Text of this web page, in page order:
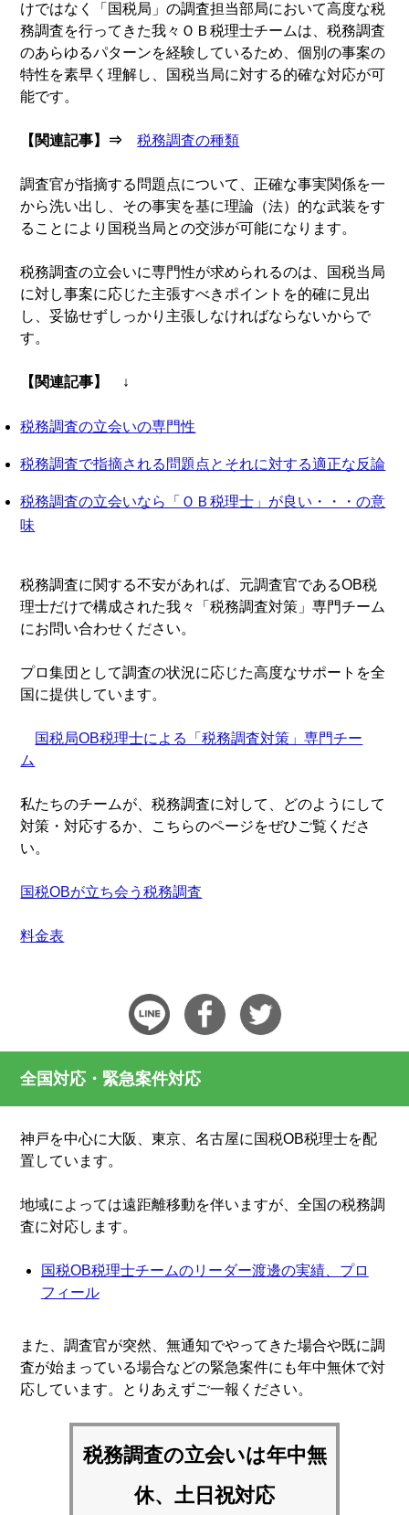
けではなく「国税局」の調査担当部局において高度な税
務調査を行ってきた我々ＯＢ税理士チームは、税務調査
のあらゆるパターンを経験しているため、個別の事案の
特性を素早く理解し、国税当局に対する的確な対応が可
能です。
【関連記事】⇒ 税務調査の種類
調査官が指摘する問題点について、正確な事実関係を一
から洗い出し、その事実を基に理論（法）的な武装をす
ることにより国税当局との交渉が可能になります。
税務調査の立会いに専門性が求められるのは、国税当局
に対し事案に応じた主張すべきポイントを的確に見出
し、妥協せずしっかり主張しなければならないからで
す。
【関連記事】 ↓
税務調査の立会いの専門性
税務調査で指摘される問題点とそれに対する適正な反論
税務調査の立会いなら「ＯＢ税理士」が良い・・・の意
味
税務調査に関する不安があれば、元調査官であるOB税
理士だけで構成された我々「税務調査対策」専門チーム
にお問い合わせください。
プロ集団として調査の状況に応じた高度なサポートを全
国に提供しています。
国税局OB税理士による「税務調査対策」専門チー
ム
私たちのチームが、税務調査に対して、どのようにして
対策・対応するか、こちらのページをぜひご覧くださ
い。
国税OBが立ち会う税務調査
料金表
全国対応・緊急案件対応
神戸を中心に大阪、東京、名古屋に国税OB税理士を配
置しています。
地域によっては遠距離移動を伴いますが、全国の税務調
査に対応します。
国税OB税理士チームのリーダー渡邊の実績、プロ
フィール
また、調査官が突然、無通知でやってきた場合や既に調
査が始まっている場合などの緊急案件にも年中無休で対
応しています。とりあえずご一報ください。
税務調査の立会いは年中無
休、土日祝対応